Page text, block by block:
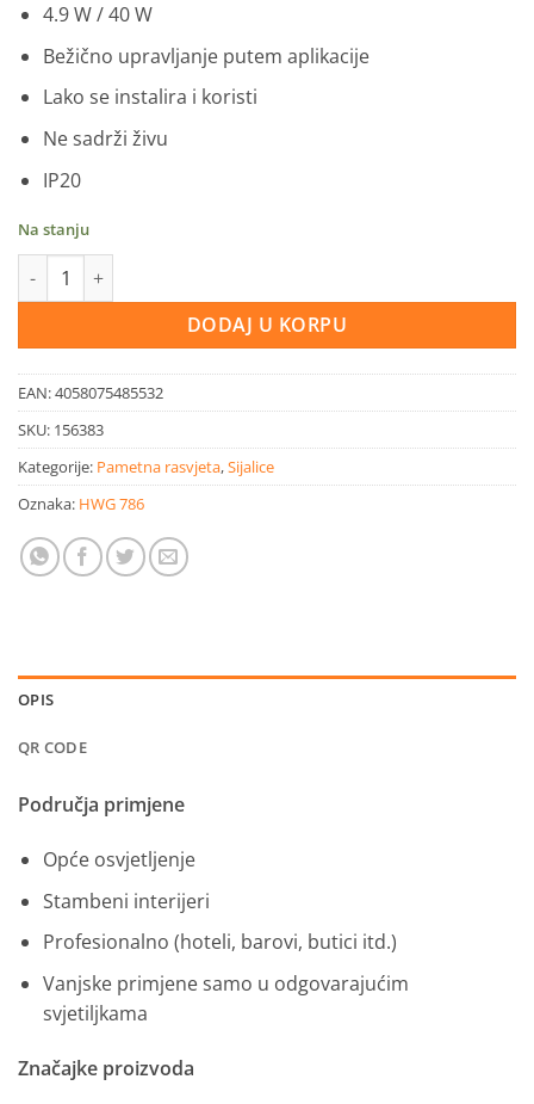
4.9 W / 40 W
Bežično upravljanje putem aplikacije
Lako se instalira i koristi
Ne sadrži živu
IP20
Na stanju
SMART sijalica WiFi svijeća - prigušiva E14 količina
DODAJ U KORPU
EAN:4058075485532
SKU: 156383
Kategorije: Pametna rasvjeta,Sijalice
Oznaka: HWG 786
OPIS
QR CODE
Područja primjene
Opće osvjetljenje
Stambeni interijeri
Profesionalno (hoteli, barovi, butici itd.)
Vanjske primjene samo u odgovarajućim
svjetiljkama
Značajke proizvoda